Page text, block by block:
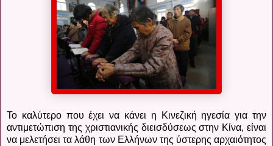
Το καλύτερο που έχει να κάνει η Κινεζική ηγεσία για την
αντιμετώπιση της χριστιανικής διεισδύσεως στην Κίνα, είναι
να μελετήσει τα λάθη των Ελλήνων της ύστερης αρχαιότητος